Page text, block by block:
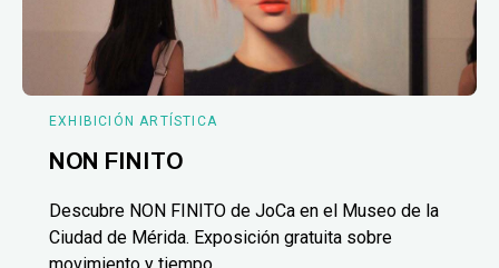
EXHIBICIÓN ARTÍSTICA
NON FINITO
Descubre NON FINITO de JoCa en el Museo de la
Ciudad de Mérida. Exposición gratuita sobre